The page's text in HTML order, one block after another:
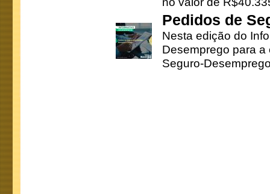
Pedidos de
Nesta edição do
Desemprego para
Seguro-